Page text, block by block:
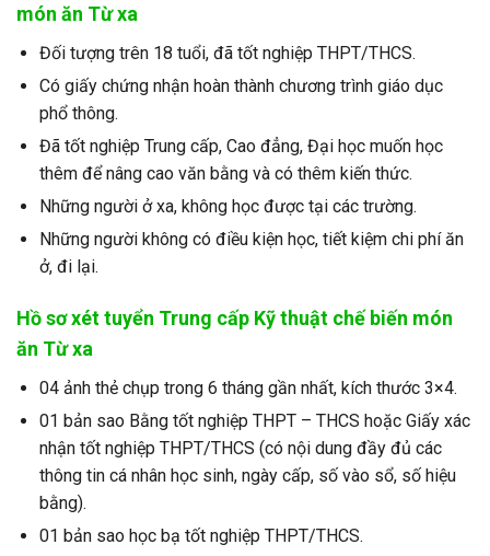
món ăn Từ xa
Đối tượng trên 18 tuổi, đã tốt nghiệp THPT/THCS.
Có giấy chứng nhận hoàn thành chương trình giáo dục
phổ thông.
Đã tốt nghiệp Trung cấp, Cao đẳng, Đại học muốn học
thêm để nâng cao văn bằng và có thêm kiến thức.
Những người ở xa, không học được tại các trường.
Những người không có điều kiện học, tiết kiệm chi phí ăn
ở, đi lại.
Hồ sơ xét tuyển Trung cấp Kỹ thuật chế biến món
ăn Từ xa
04 ảnh thẻ chụp trong 6 tháng gần nhất, kích thước 3×4.
01 bản sao Bằng tốt nghiệp THPT – THCS hoặc Giấy xác
nhận tốt nghiệp THPT/THCS (có nội dung đầy đủ các
thông tin cá nhân học sinh, ngày cấp, số vào sổ, số hiệu
bằng).
01 bản sao học bạ tốt nghiệp THPT/THCS.